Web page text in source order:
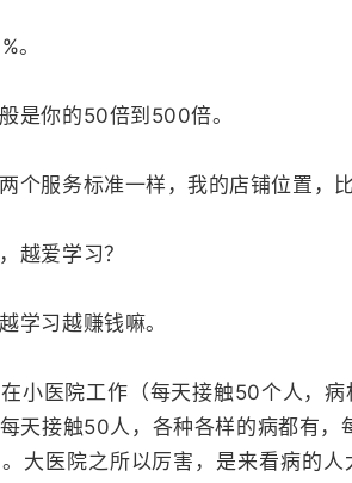
。
你的50倍到500倍。
服务标准一样，我的店铺位置，
爱学习？
习越赚钱嘛。
医院工作（每天接触50个人，病
天接触50人，各种各样的病都有
大医院之所以厉害，是来看病的